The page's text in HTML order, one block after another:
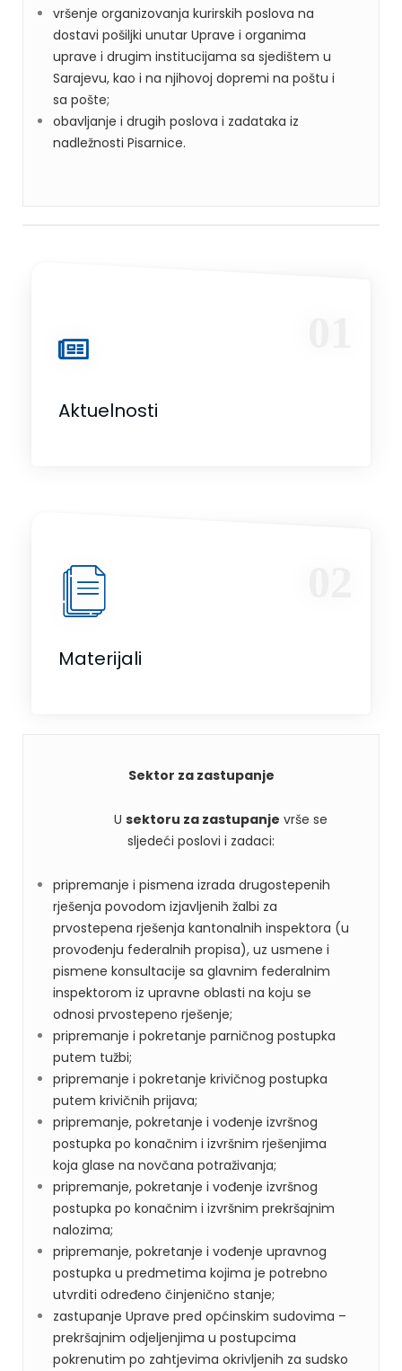
vršenje organizovanja kurirskih poslova na
dostavi pošiljki unutar Uprave i organima
uprave i drugim institucijama sa sjedištem u
Sarajevu, kao i na njihovoj dopremi na poštu i
sa pošte;
obavljanje i drugih poslova i zadataka iz
nadležnosti Pisarnice.
Aktuelnosti
Materijali
Sektor za zastupanje
U sektoru za zastupanje vrše se
sljedeći poslovi i zadaci:
pripremanje i pismena izrada drugostepenih
rješenja povodom izjavljenih žalbi za
prvostepena rješenja kantonalnih inspektora (u
provođenju federalnih propisa), uz usmene i
pismene konsultacije sa glavnim federalnim
inspektorom iz upravne oblasti na koju se
odnosi prvostepeno rješenje;
pripremanje i pokretanje parničnog postupka
putem tužbi;
pripremanje i pokretanje krivičnog postupka
putem krivičnih prijava;
pripremanje, pokretanje i vođenje izvršnog
postupka po konačnim i izvršnim rješenjima
koja glase na novčana potraživanja;
pripremanje, pokretanje i vođenje izvršnog
postupka po konačnim i izvršnim prekršajnim
nalozima;
pripremanje, pokretanje i vođenje upravnog
postupka u predmetima kojima je potrebno
utvrditi određeno činjenično stanje;
zastupanje Uprave pred općinskim sudovima –
prekršajnim odjeljenjima u postupcima
pokrenutim po zahtjevima okrivljenih za sudsko